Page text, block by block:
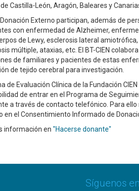
Castilla-León, Aragón, Baleares y
Externo participan, además de
con enfermedad de Alzheimer,
de Lewy, esclerosis lateral
múltiple, ataxias, etc. El BT-CIEN
de familiares y pacientes de estas
de tejido cerebral para investigación.
de Evaluación Clínica de la Fundación
de entrar en el Programa de
a través de contacto telefónico. Para ello
el Consentimiento Informado de
información en "Hacerse donante"
Síguenos